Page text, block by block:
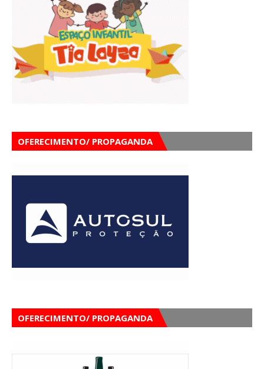
OFERECIMENTO/ PROPAGANDA
OFERECIMENTO/ PROPAGANDA